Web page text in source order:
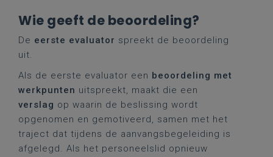
Wie geeft de beoordeling?
De eerste evaluator spreekt de beoordeling
uit.
Als de eerste evaluator een beoordeling met
werkpunten uitspreekt, maakt die een
verslag op waarin de beslissing wordt
opgenomen en gemotiveerd, samen met het
traject dat tijdens de aanvangsbegeleiding is
afgelegd. Als het personeelslid opnieuw